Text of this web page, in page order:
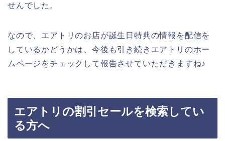
せんでした。
なので、エアトリのお店が誕生日特典の情報を配信を
しているかどうかは、今後も引き続きエアトリのホー
ムページをチェックして報告させていただきますね♪
エアトリの割引セールを検索してい
る方へ